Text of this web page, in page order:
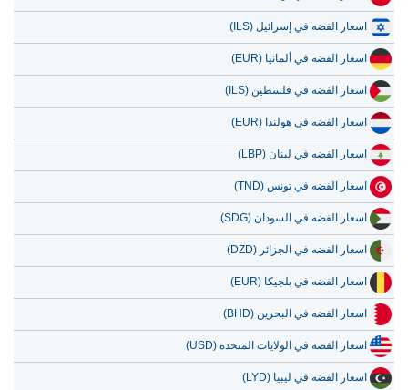
اسعار الفضه في إسرائيل (ILS)
اسعار الفضه في ألمانيا (EUR)
اسعار الفضه في فلسطين (ILS)
اسعار الفضه في هولندا (EUR)
اسعار الفضه في لبنان (LBP)
اسعار الفضه في تونس (TND)
اسعار الفضه في السودان (SDG)
اسعار الفضه في الجزائر (DZD)
اسعار الفضه في بلجيكا (EUR)
اسعار الفضه في البحرين (BHD)
اسعار الفضه في الولايات المتحدة (USD)
اسعار الفضه في ليبيا (LYD)